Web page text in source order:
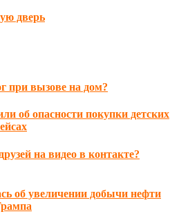
дверь
при вызове на дом?
об опасности покупки детских
на видео в контакте?
об увеличении добычи нефти